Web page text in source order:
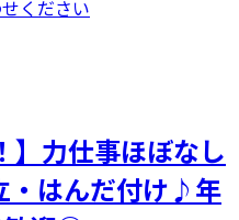
ください
】力仕事ほぼなし
はんだ付け♪年